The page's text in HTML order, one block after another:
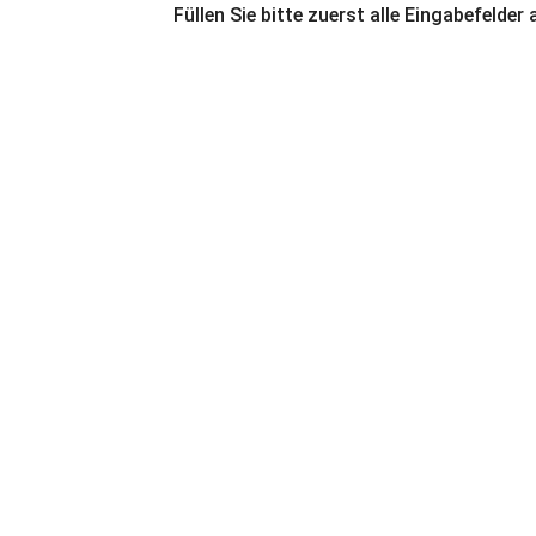
Füllen Sie bitte zuerst alle Eingabefelder